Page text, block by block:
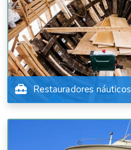
Restauradores náuticos